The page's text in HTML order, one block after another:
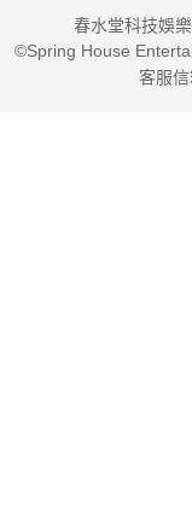
春水堂科技娛
©Spring House
客服